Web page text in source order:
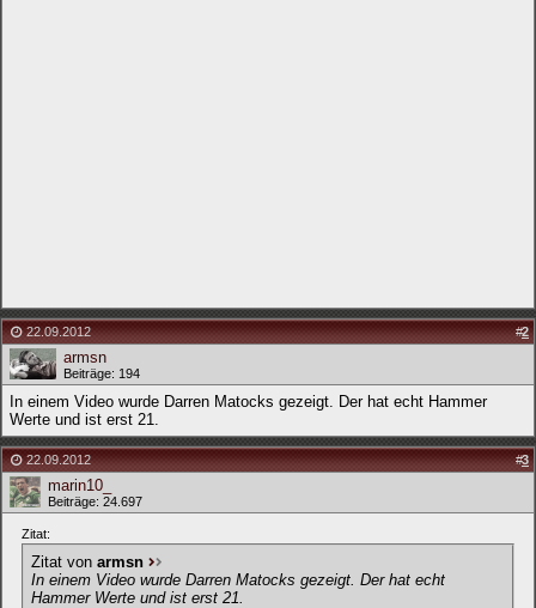
22.09.2012 #2
armsn
Beiträge: 194
In einem Video wurde Darren Matocks gezeigt. Der hat echt Hammer
Werte und ist erst 21.
22.09.2012 #3
marin10_
Beiträge: 24.697
Zitat:
Zitat von armsn
In einem Video wurde Darren Matocks gezeigt. Der hat echt
Hammer Werte und ist erst 21.